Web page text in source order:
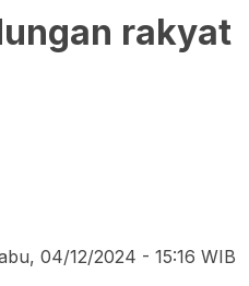
rakyat
04/12/2024 - 15:16 WIB